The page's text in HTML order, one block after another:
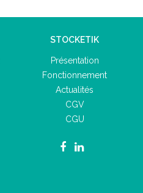
STOCKETIK
Présentation
Fonctionnement
Actualités
CGV
CGU